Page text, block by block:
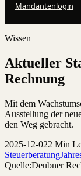
Mandantenlogin
Wissen
Aktueller
Rechnung
Mit dem
Ausstellung der
den Weg gebracht.
2025-12-022 Min
Steuerberatung
Quelle:Deubner